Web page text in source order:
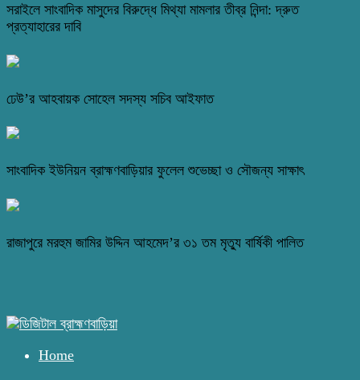
সরাইলে সাংবাদিক মাসুদের বিরুদ্ধে মিথ্যা মামলার তীব্র নিন্দা: দ্রুত
প্রত্যাহারের দাবি
ঢেউ’র আহবায়ক সোহেল সদস্য সচিব আইফাত
সাংবাদিক ইউনিয়ন ব্রাহ্মণবাড়িয়ার ফুলেল শুভেচ্ছা ও সৌজন্য সাক্ষাৎ
রাজাপুরে মরহুম জামির উদ্দিন আহমেদ’র ৩১ তম মৃত্যু বার্ষিকী পালিত
Home